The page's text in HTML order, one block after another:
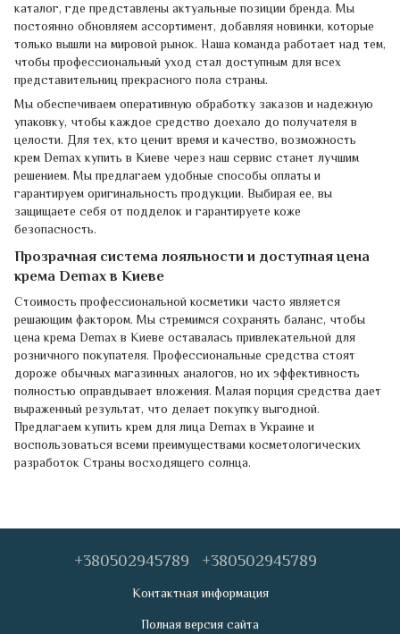
каталог, где представлены актуальные позиции бренда. Мы
постоянно обновляем ассортимент, добавляя новинки, которые
только вышли на мировой рынок. Наша команда работает над тем,
чтобы профессиональный уход стал доступным для всех
представительниц прекрасного пола страны.
Мы обеспечиваем оперативную обработку заказов и надежную
упаковку, чтобы каждое средство доехало до получателя в
целости. Для тех, кто ценит время и качество, возможность
крем Demax купить в Киеве через наш сервис станет лучшим
решением. Мы предлагаем удобные способы оплаты и
гарантируем оригинальность продукции. Выбирая ее, вы
защищаете себя от подделок и гарантируете коже
безопасность.
Прозрачная система лояльности и доступная цена
крема Demax в Киеве
Стоимость профессиональной косметики часто является
решающим фактором. Мы стремимся сохранять баланс, чтобы
цена крема Demax в Киеве оставалась привлекательной для
розничного покупателя. Профессиональные средства стоят
дороже обычных магазинных аналогов, но их эффективность
полностью оправдывает вложения. Малая порция средства дает
выраженный результат, что делает покупку выгодной.
Предлагаем купить крем для лица Demax в Украине и
воспользоваться всеми преимуществами косметологических
разработок Страны восходящего солнца.
+380502945789 +380502945789
Контактная информация
Полная версия сайта